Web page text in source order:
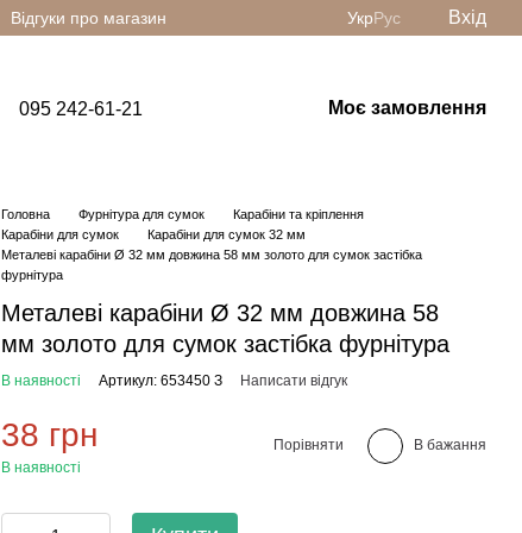
Відгуки про магазин УкрРус Вхід
095 242-61-21 Моє замовлення
Головна Фурнітура для сумок
Карабіни та кріплення
Карабіни для сумок
Карабіни для сумок 32 мм
Металеві карабіни Ø 32 мм довжина 58 мм золото для сумок застібка
фурнітура
Металеві карабіни Ø 32 мм довжина 58
мм золото для сумок застібка фурнітура
В наявності Артикул: 653450 З Написати відгук
38 грн
В наявності
Порівняти В бажання